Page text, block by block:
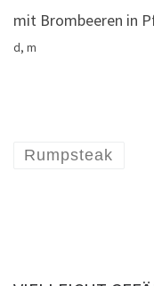
mit Brombeeren in
d, m
Rumpsteak